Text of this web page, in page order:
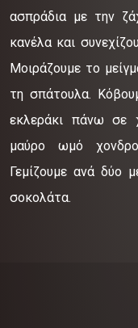
ασπράδια με την
κανέλα και
Μοιράζουμε το
τη σπάτουλα.
εκλεράκι πάνω σε
μαύρο ωμό
Γεμίζουμε ανά δύο
σοκολάτα.